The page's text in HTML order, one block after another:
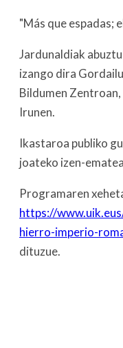
"Más que espadas;
Jardunaldiak
izango dira
Bildumen
Irunen.
Ikastaroa publiko
joateko izen-
Programaren
https://
hierro-imperio-
dituzue.